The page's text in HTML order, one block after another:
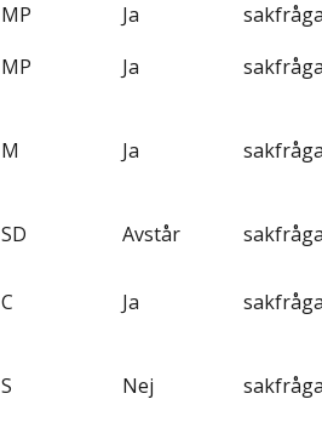
MP Ja
MP Ja
M Ja
SD Avstår
C Ja
S Nej